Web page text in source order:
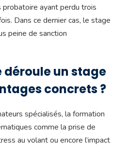
probatoire ayant perdu trois
Dans ce dernier cas, le stage
peine de sanction
déroule un stage
concrets ?
spécialisés, la formation
comme la prise de
au volant ou encore l’impact